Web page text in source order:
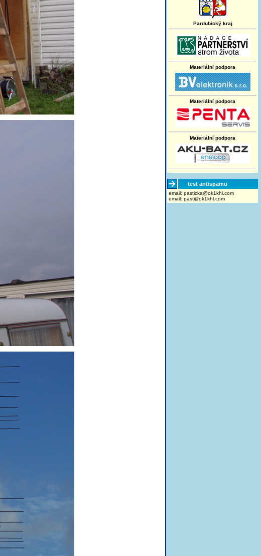
Pardubický kraj
Materiální podpora
Materiální podpora
Materiální podpora
test antispamu
email: moc.lhk1ko@akcitsap
email: past@ok1khl.com